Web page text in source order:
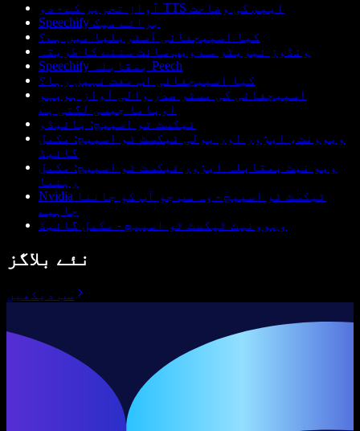
آواز تحریر کے - دو TTS ایپس کی وضاحت
Speechify برائے میک
کیا اسپیچفائی آسٹریلیا میں ہے؟
ونڈوز نیریٹر سے ویب سائٹ سننے کا طریقہ
Speechify بمقابلہ Peech
کیا اسپیچفائی اب مفت نہیں رہا؟
اسپیچفائی کی مسٹر صدر والی آواز ہوبہو
اوباما جیسی لگتی ہے
ٹیکسٹ ٹو اسپیچ: بائیڈو
ویوونٹ، ایژور اور پولی ٹیکسٹ ٹو اسپیچ: مکمل
گائیڈ
ویو نیٹ بمقابلہ ایژور ٹیکسٹ ٹو اسپیچ: مکمل
رہنما
Nvidia ٹیکسٹ ٹو اسپیچ - وہ سب جو آپ کو جاننا
چاہیے
ویوونیٹ ٹیکسٹ ٹو اسپیچ - مکمل گائیڈ
نئے بلاگز
سب دیکھیں